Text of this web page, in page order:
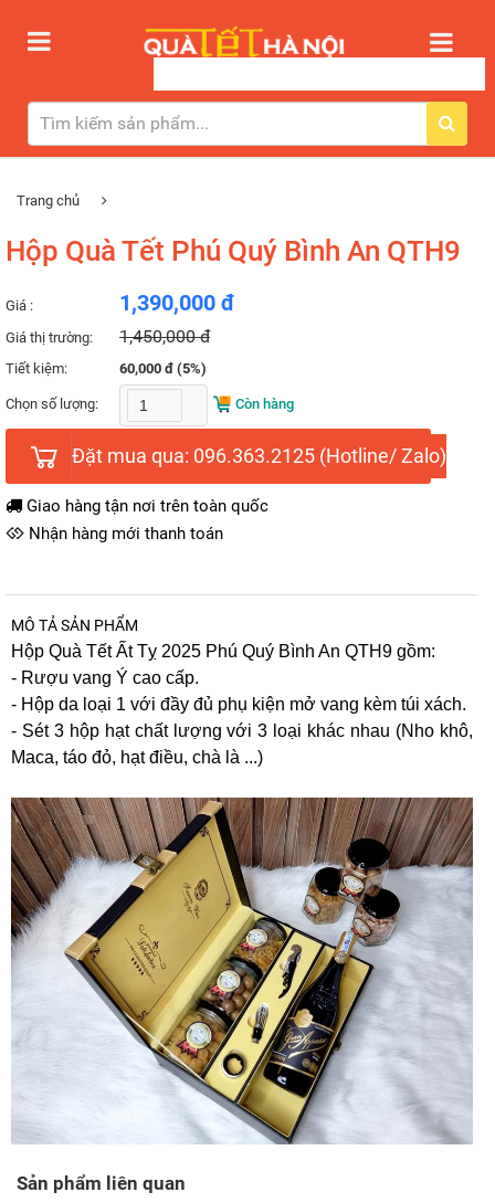
Trang chủ
Hộp Quà Tết Phú Quý Bình An QTH9
Giá : 1,390,000 đ
Giá thị trường: 1,450,000 đ
Tiết kiệm: 60,000 đ (5%)
Chọn số lượng: Còn hàng
Đặt mua qua: 096.363.2125 (Hotline/ Zalo)
Giao hàng tận nơi trên toàn quốc
Nhận hàng mới thanh toán
MÔ TẢ SẢN PHẨM
Hộp Quà Tết Ất Tỵ 2025 Phú Quý Bình An QTH9 gồm:
- Rượu vang Ý cao cấp.
- Hộp da loại 1 với đầy đủ phụ kiện mở vang kèm túi xách.
- Sét 3 hộp hạt chất lượng với 3 loại khác nhau (Nho khô,
Maca, táo đỏ, hạt điều, chà là ...)
Sản phẩm liên quan